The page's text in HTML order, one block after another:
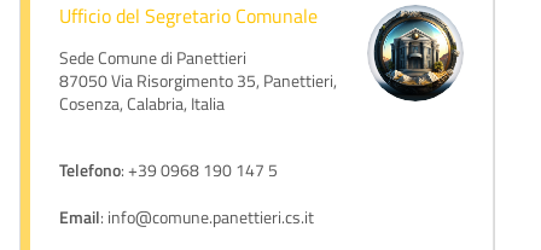
Ufficio del Segretario Comunale
Sede Comune di Panettieri
87050 Via Risorgimento 35, Panettieri,
Cosenza, Calabria, Italia
Telefono: +39 0968 190 147 5
Email: info@comune.panettieri.cs.it